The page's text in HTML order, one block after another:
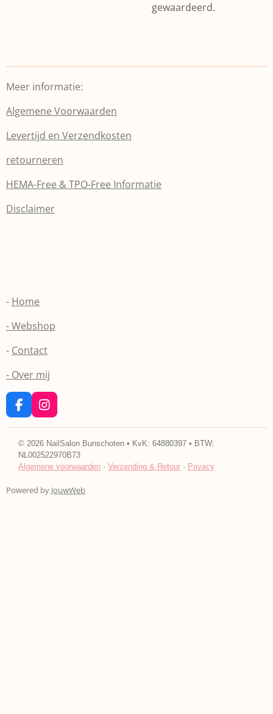
gewaardeerd.
Meer informatie:
Algemene Voorwaarden
Levertijd en Verzendkosten
retourneren
HEMA-Free & TPO-Free Informatie
Disclaimer
- Home
- Webshop
- Contact
- Over mij
F
a
c
e
b
o
k
I
n
s
t
a
g
a
© 2026 NailSalon Bunschoten • KvK: 64880397 • BTW:
NL002522970B73
Algemene voorwaarden · Verzending & Retour · Privacy
Powered by JouwWeb